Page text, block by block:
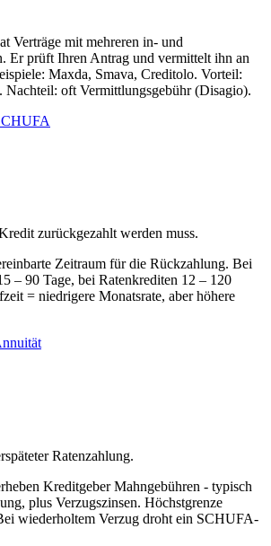
Verträge mit mehreren in- und
Er prüft Ihren Antrag und vermittelt ihn an
Maxda, Smava, Creditolo. Vorteil:
Nachteil: oft Vermittlungsgebühr (Disagio).
zurückgezahlt werden muss.
Zeitraum für die Rückzahlung. Bei
– 90 Tage, bei Ratenkrediten 12 – 120
= niedrigere Monatsrate, aber höhere
Ratenzahlung.
Kreditgeber Mahngebühren - typisch
plus Verzugszinsen. Höchstgrenze
wiederholtem Verzug droht ein SCHUFA-